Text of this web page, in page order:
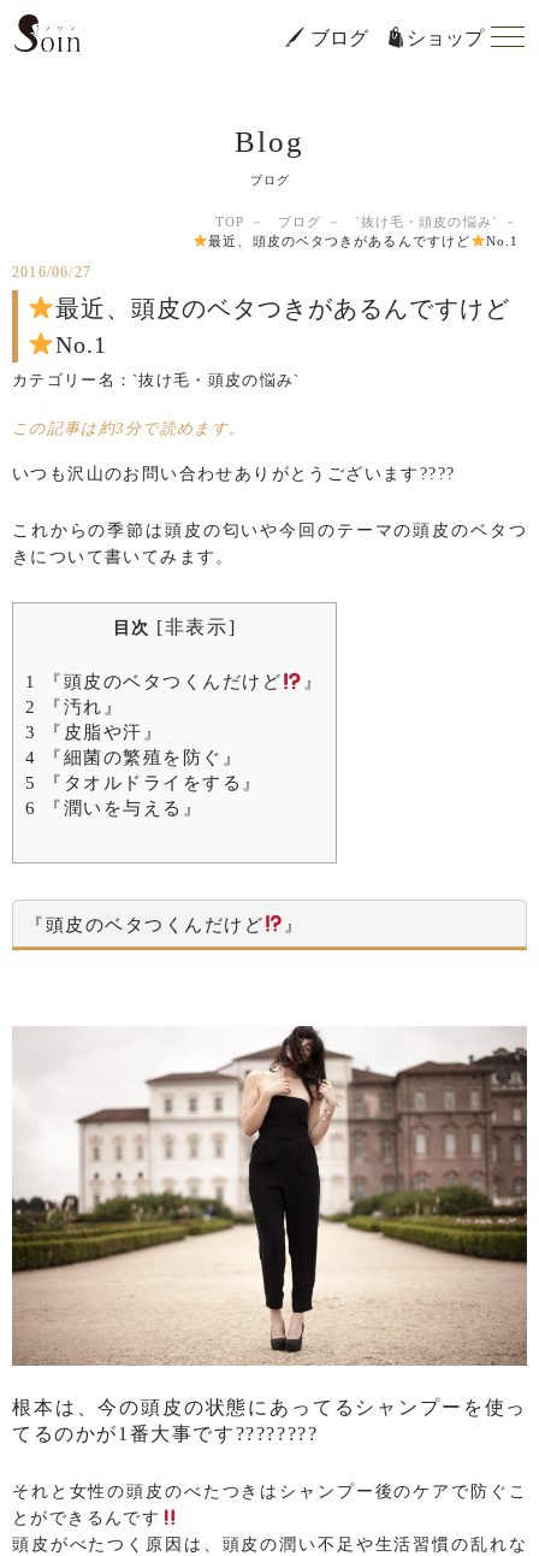
ブログ ショップ
Blog
ブログ
TOP ブログ
`抜け毛・頭皮の悩み`
最近、頭皮のベタつきがあるんですけど
No.1
2016/06/27
最近、頭皮のベタつきがあるんですけど
No.1
カテゴリー名： `抜け毛・頭皮の悩み`
この記事は約3分で読めます。
いつも沢山のお問い合わせありがとうございます????
これからの季節は頭皮の匂いや今回のテーマの頭皮のベタつ
きについて書いてみます。
目次 [非表示]
1 『頭皮のベタつくんだけど
』
2
『汚れ』
3
『皮脂や汗』
4 『細菌の繁殖を防ぐ』
5
『タオルドライをする』
6
『潤いを与える』
『頭皮のベタつくんだけど 』
根本は、今の頭皮の状態にあってるシャンプーを使っ
てるのかが1番大事です????????
それと女性の頭皮のべたつきはシャンプー後のケアで防ぐこ
とができるんです
頭皮がべたつく原因は、頭皮の潤い不足や生活習慣の乱れな